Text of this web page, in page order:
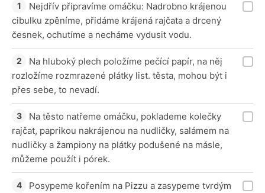
Nejdřív připravíme omáčku: Nadrobno krájenou
cibulku zpěníme, přidáme krájená rajčata a drcený
česnek, ochutíme a necháme vydusit vodu.
Na hluboký plech položíme pečící papír, na něj
rozložíme rozmrazené plátky list. těsta, mohou být i
přes sebe, to nevadí.
Na těsto natřeme omáčku, poklademe kolečky
rajčat, paprikou nakrájenou na nudličky, salámem na
nudličky a žampiony na plátky podušené na másle,
můžeme použít i pórek.
Posypeme kořením na Pizzu a zasypeme tvrdým